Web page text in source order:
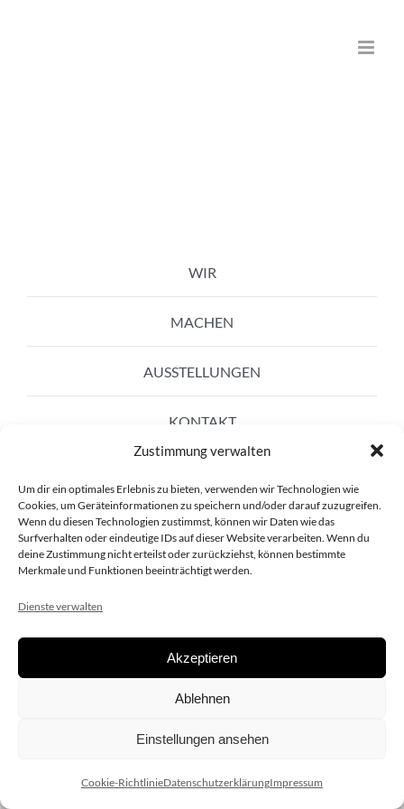
Zustimmung verwalten
Um dir ein optimales Erlebnis zu bieten, verwenden wir Technologien wie
Cookies, um Geräteinformationen zu speichern und/oder darauf zuzugreifen.
Wenn du diesen Technologien zustimmst, können wir Daten wie das
Surfverhalten oder eindeutige IDs auf dieser Website verarbeiten. Wenn du
deine Zustimmung nicht erteilst oder zurückziehst, können bestimmte
Merkmale und Funktionen beeinträchtigt werden.
Dienste verwalten
Akzeptieren
Ablehnen
Einstellungen ansehen
Cookie-RichtlinieDatenschutzerklärungImpressum
WIR
MACHEN
AUSSTELLUNGEN
KONTAKT
Copyright 2020 dieSCHAUsteller.at |Datenschützerklärung|
| Design:www.ARGEntur.at